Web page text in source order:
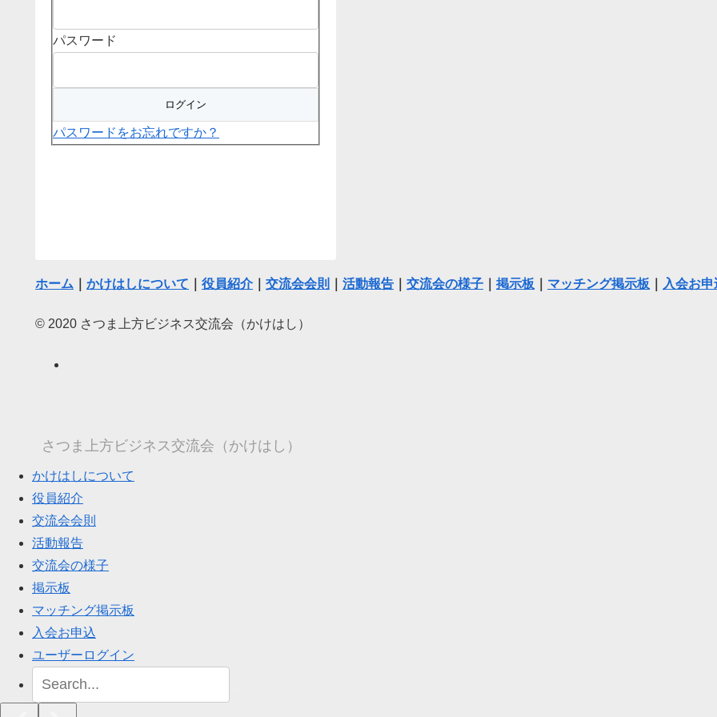
パスワード
パスワードをお忘れですか？
ホーム かけはしについて 役員紹介｜ 交流会会則 活動報告 交流会の様子 掲示板 マッチング掲示板 入会お
© 2020 さつま上方ビジネス交流会（かけはし）
さつま上方ビジネス交流会（かけはし）
かけはしについて
役員紹介
交流会会則
活動報告
交流会の様子
掲示板
マッチング掲示板
入会お申込
ユーザーログイン